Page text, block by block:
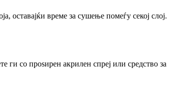
оставајќи време за сушење помеѓу секој слој.
со проѕирен акрилен спреј или средство за